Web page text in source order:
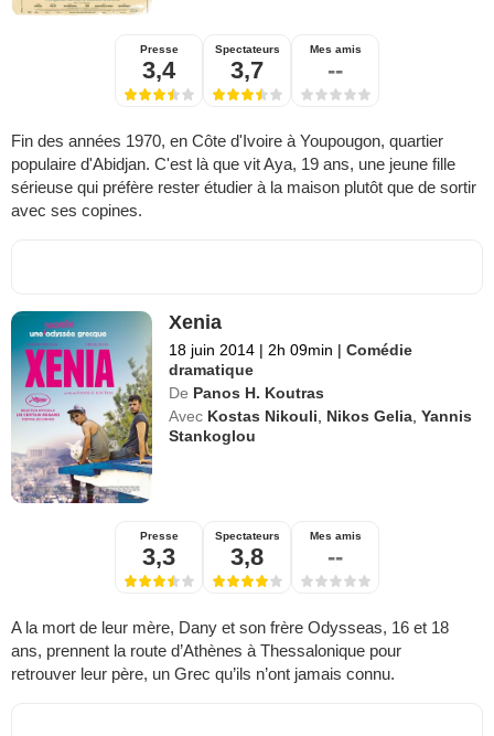
Presse
3,4
Spectateurs
3,7
Mes amis
--
Fin des années 1970, en Côte d'Ivoire à Youpougon, quartier
populaire d'Abidjan. C'est là que vit Aya, 19 ans, une jeune fille
sérieuse qui préfère rester étudier à la maison plutôt que de sortir
avec ses copines.
Xenia
18 juin 2014 | 2h 09min | Comédie
dramatique
De Panos H. Koutras
Avec Kostas Nikouli Nikos Gelia ,Yannis
Stankoglou
Presse
3,3
Spectateurs
3,8
Mes amis
--
A la mort de leur mère, Dany et son frère Odysseas, 16 et 18
ans, prennent la route d’Athènes à Thessalonique pour
retrouver leur père, un Grec qu’ils n’ont jamais connu.